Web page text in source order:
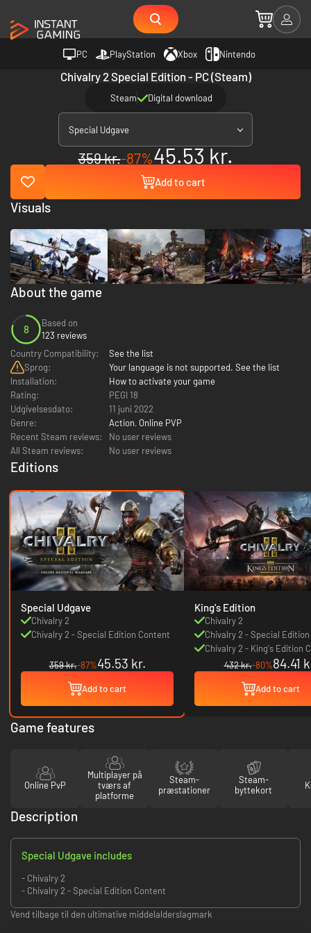
PC PlayStation Xbox Nintendo
Chivalry 2 Special Edition - PC (Steam)
Steam Digital download
Special Udgave
359 kr.-87%45.53 kr.
Add to cart
About the game
8
Based on
123 reviews
Country Compatibility:
See the list
Sprog:
Your language is not supported. See the list
Installation:
How to activate your game
Rating:
PEGI 18
Udgivelsesdato:
11 juni 2022
Genre:
Action, Online PVP
Recent Steam reviews:
No user reviews
All Steam reviews:
No user reviews
Editions
Special Udgave
Chivalry 2
Chivalry 2 - Special Edition Content
359 kr.-87%45.53 kr.
Add to cart
King's Edition
Chivalry 2
Chivalry 2 - Special
Chivalry 2 - King's Edition
432 kr.-80%84.41
Add to cart
Visuals
Game features
Online PvP
Multiplayer på
tværs af
platforme
Steam-
præstationer
Steam-
byttekort
Description
Special Udgave includes
- Chivalry 2
- Chivalry 2 - Special Edition Content
Vend tilbage til den ultimative middelalderslagmark